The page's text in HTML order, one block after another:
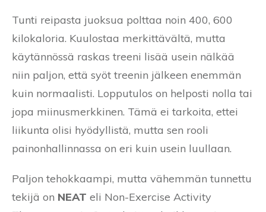
Tunti reipasta juoksua polttaa noin 400, 600
kilokaloria. Kuulostaa merkittävältä, mutta
käytännössä raskas treeni lisää usein nälkää
niin paljon, että syöt treenin jälkeen enemmän
kuin normaalisti. Lopputulos on helposti nolla tai
jopa miinusmerkkinen. Tämä ei tarkoita, ettei
liikunta olisi hyödyllistä, mutta sen rooli
painonhallinnassa on eri kuin usein luullaan.
Paljon tehokkaampi, mutta vähemmän tunnettu
tekijä on NEAT eli Non-Exercise Activity